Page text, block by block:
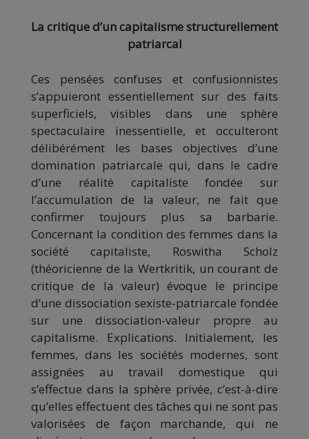
La critique d’un capitalisme structurellement
patriarcal
Ces pensées confuses et confusionnistes
s’appuieront essentiellement sur des faits
superficiels, visibles dans une sphère
spectaculaire inessentielle, et occulteront
délibérément les bases objectives d’une
domination patriarcale qui, dans le cadre
d’une réalité capitaliste fondée sur
l’accumulation de la valeur, ne fait que
confirmer toujours plus sa barbarie.
Concernant la condition des femmes dans la
société capitaliste, Roswitha Scholz
(théoricienne de la Wertkritik, un courant de
critique de la valeur) évoque le principe
d’une dissociation sexiste-patriarcale fondée
sur une dissociation-valeur propre au
capitalisme. Explications. Initialement, les
femmes, dans les sociétés modernes, sont
assignées au travail domestique qui
s’effectue dans la sphère privée, c’est-à-dire
qu’elles effectuent des tâches qui ne sont pas
valorisées de façon marchande, qui ne